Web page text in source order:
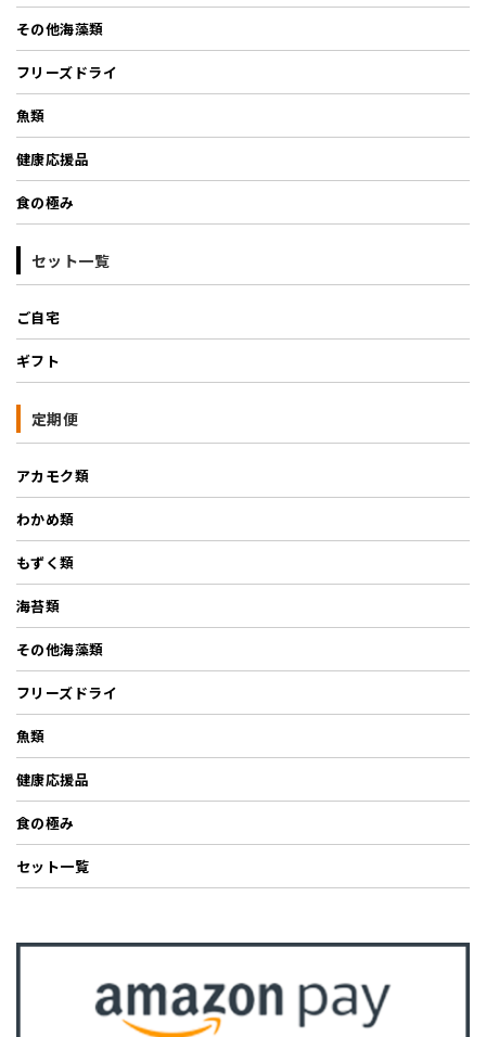
その他海藻類
フリーズドライ
魚類
健康応援品
食の極み
セット一覧
ご自宅
ギフト
定期便
アカモク類
わかめ類
もずく類
海苔類
その他海藻類
フリーズドライ
魚類
健康応援品
食の極み
セット一覧